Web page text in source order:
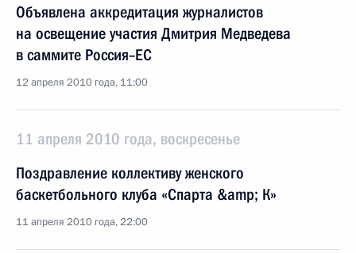
Объявлена аккредитация журналистов
на освещение участия Дмитрия Медведева
в саммите Россия–ЕС
12 апреля 2010 года, 11:00
11 апреля 2010 года, воскресенье
Поздравление коллективу женского
баскетбольного клуба «Спарта &amp; К»
11 апреля 2010 года, 22:00